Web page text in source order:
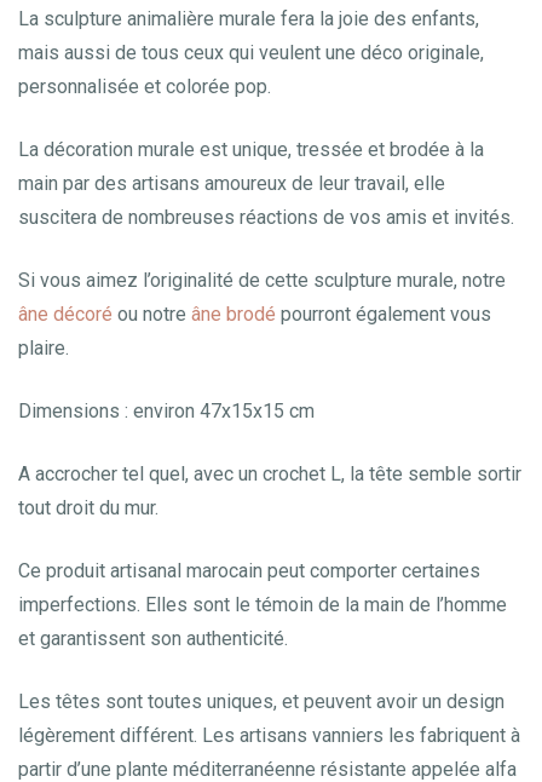
La sculpture animalière murale fera la joie des enfants,
mais aussi de tous ceux qui veulent une déco originale,
personnalisée et colorée pop.
La décoration murale est unique, tressée et brodée à la
main par des artisans amoureux de leur travail, elle
suscitera de nombreuses réactions de vos amis et invités.
Si vous aimez l’originalité de cette sculpture murale, notre
âne décoré ou notre âne brodé pourront également vous
plaire.
Dimensions : environ 47x15x15 cm
A accrocher tel quel, avec un crochet L, la tête semble sortir
tout droit du mur.
Ce produit artisanal marocain peut comporter certaines
imperfections. Elles sont le témoin de la main de l’homme
et garantissent son authenticité.
Les têtes sont toutes uniques, et peuvent avoir un design
légèrement différent. Les artisans vanniers les fabriquent à
partir d’une plante méditerranéenne résistante appelée alfa